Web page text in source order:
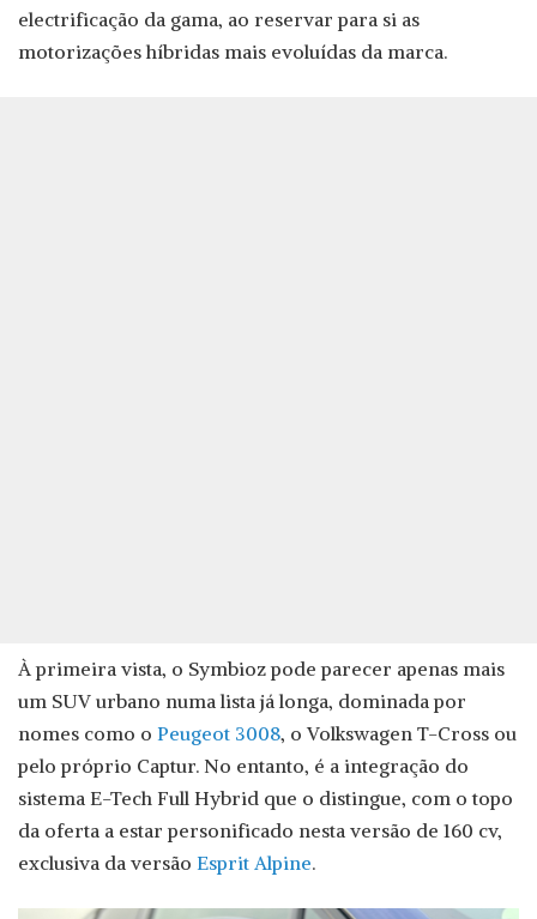
electrificação da gama, ao reservar para si as
motorizações híbridas mais evoluídas da marca.
À primeira vista, o Symbioz pode parecer apenas mais
um SUV urbano numa lista já longa, dominada por
nomes como o Peugeot 3008, o Volkswagen T-Cross ou
pelo próprio Captur. No entanto, é a integração do
sistema E-Tech Full Hybrid que o distingue, com o topo
da oferta a estar personificado nesta versão de 160 cv,
exclusiva da versão Esprit Alpine.